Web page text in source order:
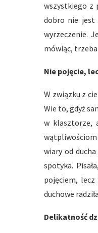
wszystkiego z
dobro nie jest
wyrzeczenie.
mówiąc, trzeba
Nie pojęcie,
W związku z
Wie to, gdyż
w klasztorze,
wątpliwościom
wiary od
spotyka.
pojęciem, lecz
duchowe
Delikatność